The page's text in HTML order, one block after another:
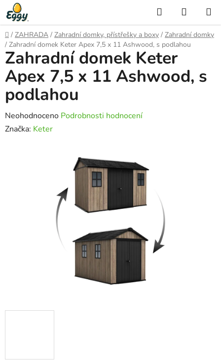
Přejít
na
obsah
Hledat
KOŠÍK
Domů
/ ZAHRADA / Zahradní domky, přístřešky a boxy / Zahradní domky
/ Zahradní domek Keter Apex 7,5 x 11 Ashwood, s podlahou
Zahradní domek Keter
Apex 7,5 x 11 Ashwood, s
podlahou
Průměrné
hodnocení
Neohodnoceno Podrobnosti hodnocení
Značka: Keter